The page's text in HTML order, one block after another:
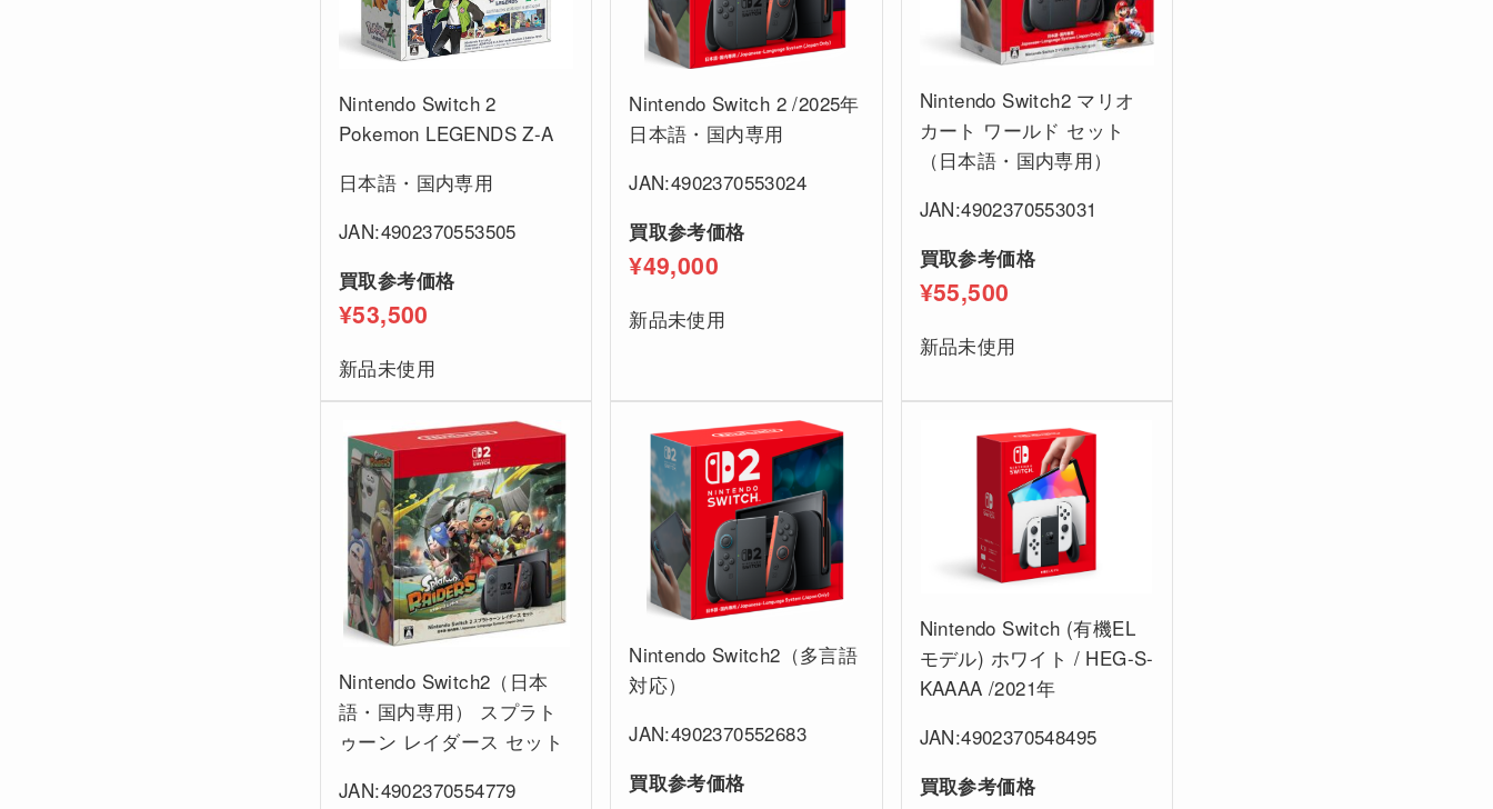
Nintendo Switch 2
Pokemon LEGENDS Z-A
日本語・国内専用
JAN:4902370553505
買取参考価格
¥53,500
新品未使用
Nintendo Switch 2 /2025年
日本語・国内専用
JAN:4902370553024
買取参考価格
¥49,000
新品未使用
Nintendo Switch2 マリオ
カート ワールド セット
（日本語・国内専用）
JAN:4902370553031
買取参考価格
¥55,500
新品未使用
Nintendo Switch2（日本
語・国内専用） スプラト
ゥーン レイダース セット
JAN:4902370554779
Nintendo Switch2（多言語
対応）
JAN:4902370552683
買取参考価格
Nintendo Switch (有機EL
モデル) ホワイト / HEG-S-
KAAAA /2021年
JAN:4902370548495
買取参考価格